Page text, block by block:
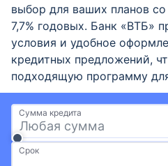
выбор для ваших планов
7,7% годовых. Банк «ВТБ»
условия и удобное
кредитных предложений,
подходящую программу
Сумма кредита
Срок